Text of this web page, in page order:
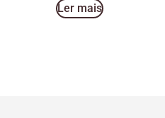
Ler mais